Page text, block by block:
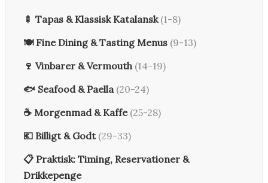
🍢 Tapas & Klassisk Katalansk (1-8)
🍽️ Fine Dining & Tasting Menus (9-13)
🍷 Vinbarer & Vermouth (14-19)
🐟 Seafood & Paella (20-24)
☕ Morgenmad & Kaffe (25-28)
💶 Billigt & Godt (29-33)
📋 Praktisk: Timing, Reservationer &
Drikkepenge